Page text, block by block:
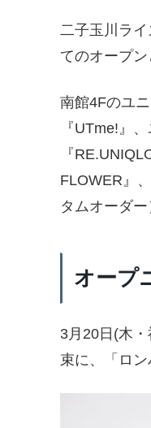
二子玉川ラ
てのオープン
南館4Fのユ
『UTme!』
『
FLOWER』
タムオーダー
オープ
3月20日(木
束に、「ロ